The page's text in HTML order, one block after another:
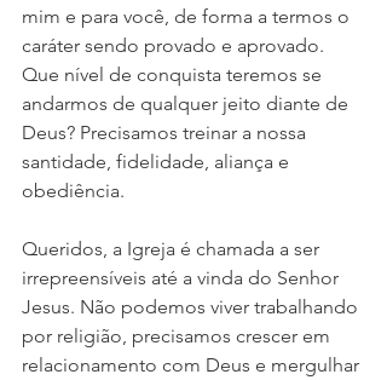
mim e para você, de forma a termos o
caráter sendo provado e aprovado.
Que nível de conquista teremos se
andarmos de qualquer jeito diante de
Deus? Precisamos treinar a nossa
santidade, fidelidade, aliança e
obediência.
Queridos, a Igreja é chamada a ser
irrepreensíveis até a vinda do Senhor
Jesus. Não podemos viver trabalhando
por religião, precisamos crescer em
relacionamento com Deus e mergulhar